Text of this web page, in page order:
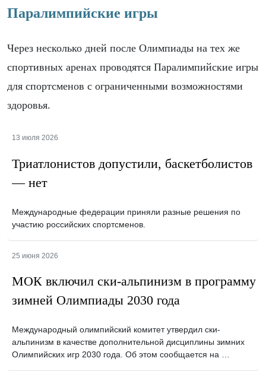
Паралимпийские игры
Через несколько дней после Олимпиады на тех же
спортивных аренах проводятся Паралимпийские игры
для спортсменов с ограниченными возможностями
здоровья.
13 июля 2026
Триатлонистов допустили, баскетболистов
— нет
Международные федерации приняли разные решения по
участию российских спортсменов.
25 июня 2026
МОК включил ски-альпинизм в программу
зимней Олимпиады 2030 года
Международный олимпийский комитет утвердил ски-
альпинизм в качестве дополнительной дисциплины зимних
Олимпийских игр 2030 года. Об этом сообщается на …